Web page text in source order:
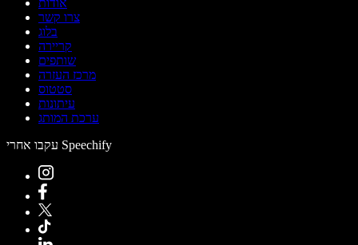
אודות
צרו קשר
בלוג
קריירה
שותפים
מרכז העזרה
סטטוס
עיתונות
ערכת המותג
עקבו אחרי Speechify